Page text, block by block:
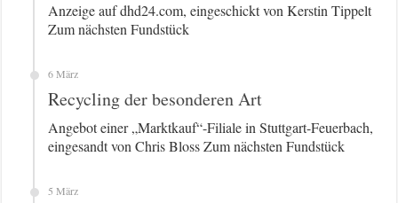
Anzeige auf dhd24.com, eingeschickt von Kerstin Tippelt
Zum nächsten Fundstück
6 März
Recycling der besonderen Art
Angebot einer „Marktkauf“-Filiale in Stuttgart-Feuerbach,
eingesandt von Chris Bloss Zum nächsten Fundstück
5 März